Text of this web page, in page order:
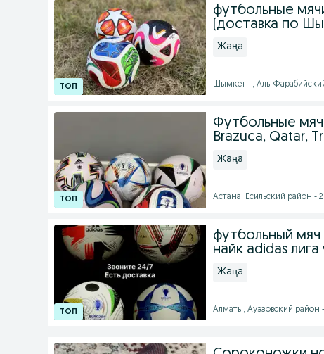
футбольные
(доставка по
Жаңа
Шымкент, Аль-
Футбольные
Brazuca, Qatar,
Жаңа
Астана, Есильский район -
футбольный
найк adidas
Жаңа
Алматы, Ауэзовский район